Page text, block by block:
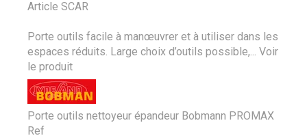
Article SCAR
Porte outils facile à manœuvrer et à utiliser dans les
espaces réduits. Large choix d’outils possible,...
Voir
le produit
Porte outils nettoyeur épandeur Bobmann PROMAX
Ref